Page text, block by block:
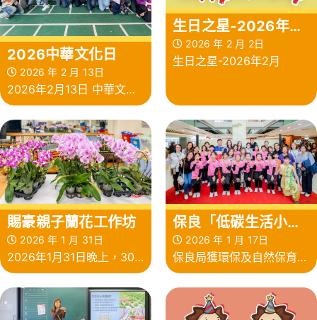
2026中華文化日
2026 年 2 月 13日
2026年2月13日 中華文化
生日之星-2026年2
月2026 年 2 月 2日
生日之星-2026年2月
賜豪親子蘭花工作坊
2026 年 1 月 31日
2026年1月31日晚上，30
關姑娘的指導下，親手製作
保良「低碳生活小天
使」計劃
2026 年 1 月 17日
保良局獲環保及自然保育基
在屬下24 間小學及24 間幼